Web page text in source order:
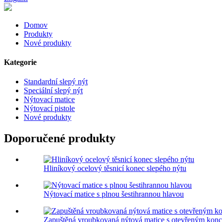
Domov
Produkty
Nové produkty
Kategorie
Standardní slepý nýt
Speciální slepý nýt
Nýtovací matice
Nýtovací pistole
Nové produkty
Doporučené produkty
Hliníkový ocelový těsnicí konec slepého nýtu
Nýtovací matice s plnou šestihrannou hlavou
Zapuštěná vroubkovaná nýtová matice s otevřeným